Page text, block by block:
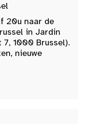
20u naar de
in Jardin
1000 Brussel).
nieuwe